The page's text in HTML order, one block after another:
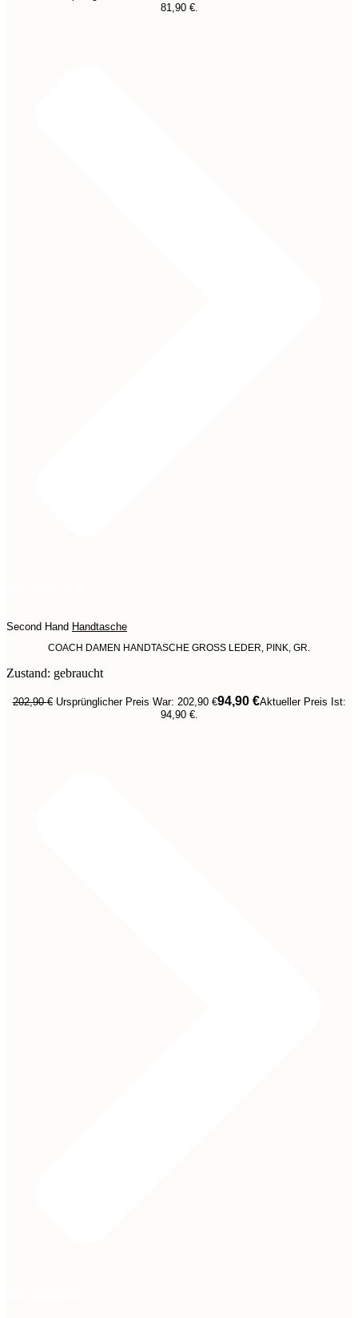
81,90 €.
Second Hand Handtasche
COACH DAMEN HANDTASCHE GROSS LEDER, PINK, GR.
Zustand: gebraucht
202,90€ Ursprünglicher Preis War: 202,90 €94,90 €Aktueller Preis Ist:
94,90 €.